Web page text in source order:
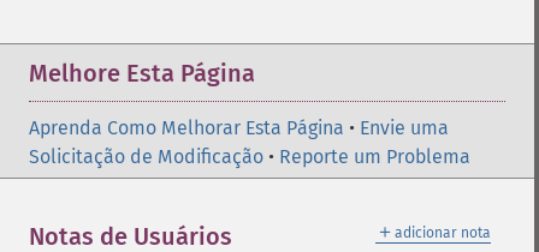
Melhore Esta Página
Aprenda Como Melhorar Esta Página • Envie uma
Solicitação de Modificação • Reporte um Problema
＋ adicionar nota
Notas de Usuários